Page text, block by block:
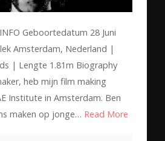
Geboortedatum 28 Juni
Amsterdam, Nederland |
| Lengte 1.81m Biography
heb mijn film making
Institute in Amsterdam. Ben
maken op jonge… Read More